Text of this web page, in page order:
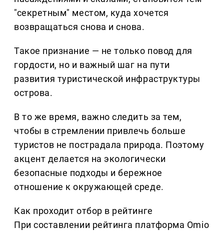
"секретным" местом, куда хочется
возвращаться снова и снова.
Такое признание — не только повод для
гордости, но и важный шаг на пути
развития туристической инфраструктуры
острова.
В то же время, важно следить за тем,
чтобы в стремлении привлечь больше
туристов не пострадала природа. Поэтому
акцент делается на экологически
безопасные подходы и бережное
отношение к окружающей среде.
Как проходит отбор в рейтинге
При составлении рейтинга платформа Omio